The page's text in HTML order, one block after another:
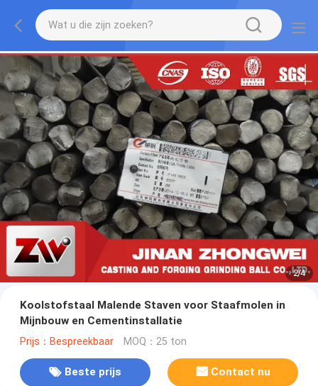
2/4
Koolstofstaal Malende Staven voor Staafmolen in
Mijnbouw en Cementinstallatie
Prijs：Bespreekbaar MOQ：25 ton
Beste prijs Contact nu